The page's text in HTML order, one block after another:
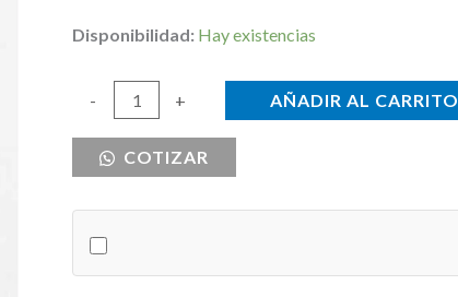
Disponibilidad: Hay existencias
-
CLAVOS
+ AÑADIR AL CARRITO
COTIZAR